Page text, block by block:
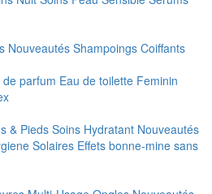
Nouveautés Shampoings Coiffants
de parfum Eau de toilette Feminin
& PiedsSoins Hydratant Nouveautés
Solaires Effets bonne-mine sans